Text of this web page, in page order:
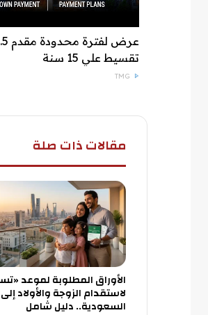
تقسيط علي 15 سنة
TMG
مقالات ذات صلة
الأوراق المطلوبة لموعد
لاستقدام الزوجة والأولاد إلى
السعودية.. دليل شامل